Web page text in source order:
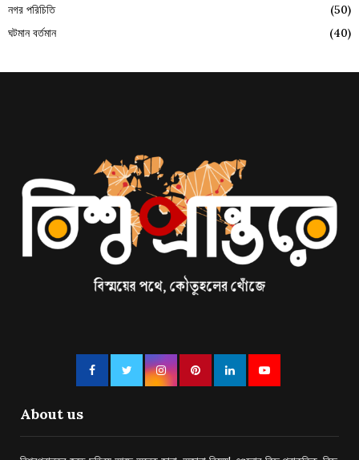
নগর পরিচিতি
(50)
ঘটমান বর্তমান
(40)
About us